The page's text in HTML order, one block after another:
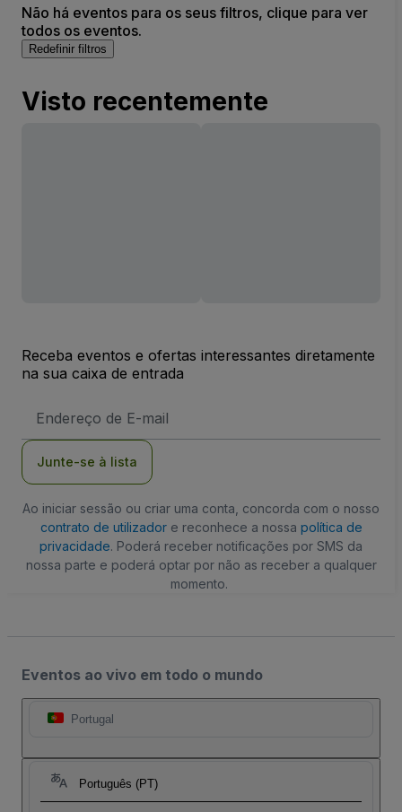
Não há eventos para os seus filtros, clique para ver
todos os eventos.
Redefinir filtros
Visto recentemente
Receba eventos e ofertas interessantes diretamente
na sua caixa de entrada
de
Junte-se à lista
Ao iniciar sessão ou criar uma conta, concorda com o nosso
contrato de utilizadore reconhece a nossa política de
privacidade. Poderá receber notificações por SMS da
nossa parte e poderá optar por não as receber a qualquer
momento.
Eventos ao vivo em todo o mundo
Portugal
Português (PT)